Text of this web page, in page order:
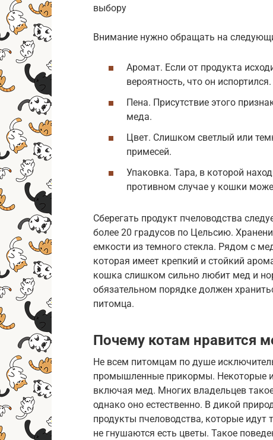
выбору
Внимание нужно обращать на
Аромат. Если от продукта
вероятность, что он испортился.
Пена. Присутствие этого
меда.
Цвет. Слишком светлый или
примесей.
Упаковка. Тара, в которой
противном случае у кошки
Сберегать продукт пчеловодства
более 20 градусов по Цельсию.
емкости из темного стекла. Рядом с
которая имеет крепкий и стойкий
кошка слишком сильно любит мед и
обязательном порядке должен
питомца.
Почему котам нравится
Не всем питомцам по душе
промышленные прикормы. Некоторые
включая мед. Многих владельцев
однако оно естественно. В дикой
продукты пчеловодства, которые идут
не гнушаются есть цветы. Такое